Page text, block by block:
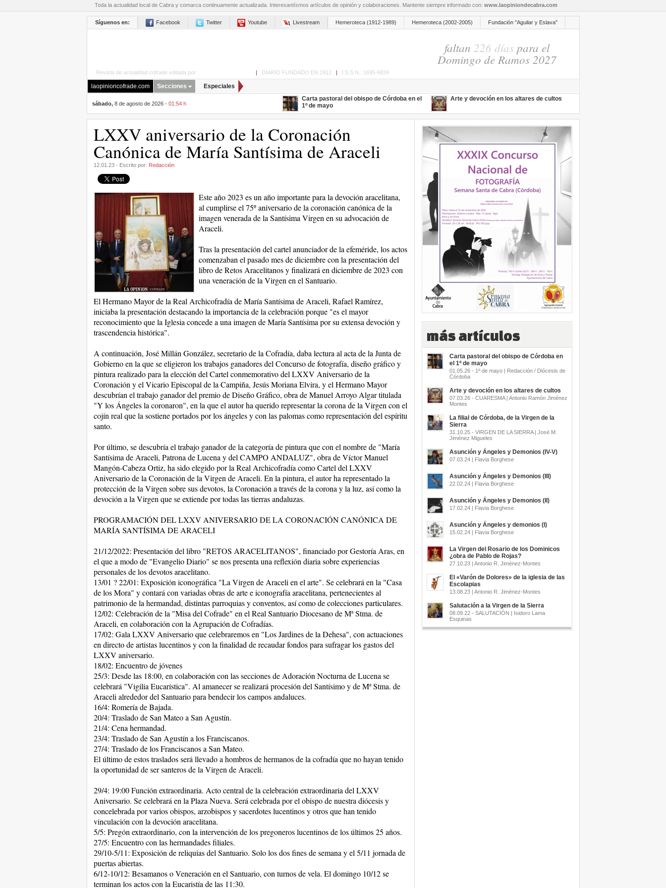
Toda la actualidad local de Cabra y comarca continuamente actualizada. Interesantísmos artículos de opinión y colaboraciones. Mantente siempre informado con: www.laopiniondecabra.com
Síguenos en: Facebook Twitter Youtube Livestream Hemeroteca (1912-1989) Hemeroteca (2002-2005) Fundación "Aguilar y Eslava"
faltan 226 días para el
Domingo de Ramos 2027
Revista de actualidad cofrade editada por | DIARIO FUNDADO EN 1912 | I.S.S.N.: 1695-6834
laopinioncofrade.com Secciones Especiales
sábado,8 de agosto de 2026 - 01:54 h
Carta pastoral del obispo de Córdoba en el
1º de mayo
Arte y devoción en los altares de cultos
LXXV aniversario de la Coronación
Canónica de María Santísima de Araceli
12.01.23 - Escrito por: Redacción
Este año 2023 es un año importante para la devoción aracelitana,
al cumplirse el 75º aniversario de la coronación canónica de la
imagen venerada de la Santísima Virgen en su advocación de
Araceli.
Tras la presentación del cartel anunciador de la efeméride, los actos
comenzaban el pasado mes de diciembre con la presentación del
libro de Retos Aracelitanos y finalizará en diciembre de 2023 con
una veneración de la Virgen en el Santuario.
El Hermano Mayor de la Real Archicofradía de María Santísima de Araceli, Rafael Ramírez,
iniciaba la presentación destacando la importancia de la celebración porque "es el mayor
reconocimiento que la Iglesia concede a una imagen de María Santísima por su extensa devoción y
trascendencia histórica".
A continuación, José Millán González, secretario de la Cofradía, daba lectura al acta de la Junta de
Gobierno en la que se eligieron los trabajos ganadores del Concurso de fotografía, diseño gráfico y
pintura realizado para la elección del Cartel conmemorativo del LXXV Aniversario de la
Coronación y el Vicario Episcopal de la Campiña, Jesús Moriana Elvira, y el Hermano Mayor
descubrían el trabajo ganador del premio de Diseño Gráfico, obra de Manuel Arroyo Algar titulada
"Y los Ángeles la coronaron", en la que el autor ha querido representar la corona de la Virgen con el
cojín real que la sostiene portados por los ángeles y con las palomas como representación del espíritu
santo.
Por último, se descubría el trabajo ganador de la categoría de pintura que con el nombre de "María
Santísima de Araceli, Patrona de Lucena y del CAMPO ANDALUZ", obra de Víctor Manuel
Mangón-Cabeza Ortiz, ha sido elegido por la Real Archicofradía como Cartel del LXXV
Aniversario de la Coronación de la Virgen de Araceli. En la pintura, el autor ha representado la
protección de la Virgen sobre sus devotos, la Coronación a través de la corona y la luz, así como la
devoción a la Virgen que se extiende por todas las tierras andaluzas.
PROGRAMACIÓN DEL LXXV ANIVERSARIO DE LA CORONACIÓN CANÓNICA DE
MARÍA SANTÍSIMA DE ARACELI
21/12/2022: Presentación del libro "RETOS ARACELITANOS", financiado por Gestoría Aras, en
el que a modo de "Evangelio Diario" se nos presenta una reflexión diaria sobre experiencias
personales de los devotos aracelitano.
13/01 ? 22/01: Exposición iconográfica "La Virgen de Araceli en el arte". Se celebrará en la "Casa
de los Mora" y contará con variadas obras de arte e iconografía aracelitana, pertenecientes al
patrimonio de la hermandad, distintas parroquias y conventos, así como de colecciones particulares.
12/02: Celebración de la "Misa del Cofrade" en el Real Santuario Diocesano de Mª Stma. de
Araceli, en colaboración con la Agrupación de Cofradías.
17/02: Gala LXXV Aniversario que celebraremos en "Los Jardines de la Dehesa", con actuaciones
en directo de artistas lucentinos y con la finalidad de recaudar fondos para sufragar los gastos del
LXXV aniversario.
18/02: Encuentro de jóvenes
25/3: Desde las 18:00, en colaboración con las secciones de Adoración Nocturna de Lucena se
celebrará "Vigilia Eucarística". Al amanecer se realizará procesión del Santísimo y de Mª Stma. de
Araceli alrededor del Santuario para bendecir los campos andaluces.
16/4: Romería de Bajada.
20/4: Traslado de San Mateo a San Agustín.
21/4: Cena hermandad.
23/4: Traslado de San Agustín a los Franciscanos.
27/4: Traslado de los Franciscanos a San Mateo.
El último de estos traslados será llevado a hombros de hermanos de la cofradía que no hayan tenido
la oportunidad de ser santeros de la Virgen de Araceli.
29/4: 19:00 Función extraordinaria. Acto central de la celebración extraordinaria del LXXV
Aniversario. Se celebrará en la Plaza Nueva. Será celebrada por el obispo de nuestra diócesis y
concelebrada por varios obispos, arzobispos y sacerdotes lucentinos y otros que han tenido
vinculación con la devoción aracelitana.
5/5: Pregón extraordinario, con la intervención de los pregoneros lucentinos de los últimos 25 años.
27/5: Encuentro con las hermandades filiales.
29/10-5/11: Exposición de reliquias del Santuario. Solo los dos fines de semana y el 5/11 jornada de
puertas abiertas.
6/12-10/12: Besamanos o Veneración en el Santuario, con turnos de vela. El domingo 10/12 se
terminan los actos con la Eucaristía de las 11:30.
más artículos
Carta pastoral del obispo de Córdoba en
el 1º de mayo
01.05.26 - 1º de mayo | Redacción / Diócesis de
Córdoba
Arte y devoción en los altares de cultos
07.03.26 - CUARESMA | Antonio Ramón Jiménez
Montes
La filial de Córdoba, de la Virgen de la
Sierra
31.10.25 - VIRGEN DE LA SIERRA | José M.
Jiménez Migueles
Asunción y Ángeles y Demonios (IV-V)
07.03.24 | Flavia Borghese
Asunción y Ángeles y Demonios (III)
22.02.24 | Flavia Borghese
Asunción y Ángeles y Demonios (II)
17.02.24 | Flavia Borghese
Asunción y Ángeles y demonios (I)
15.02.24 | Flavia Borghese
La Virgen del Rosario de los Dominicos
¿obra de Pablo de Rojas?
27.10.23 | Antonio R. Jiménez-Montes
El «Varón de Dolores» de la iglesia de las
Escolapias
13.08.23 | Antonio R. Jiménez-Montes
Salutación a la Virgen de la Sierra
08.09.22 - SALUTACIÓN | Isidoro Lama
Esquinas